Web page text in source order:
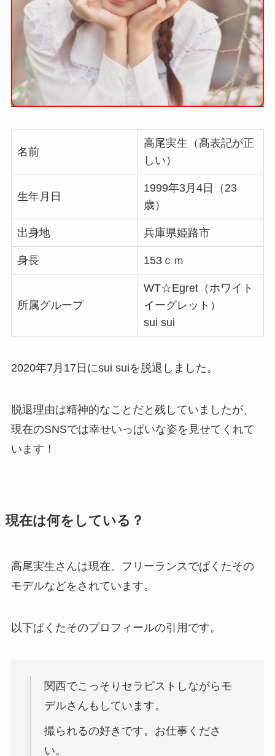
名前
高尾実生（髙表記が正
しい）
生年月日
1999年3月4日（23
歳）
出身地 兵庫県姫路市
身長 153ｃｍ
所属グループ
WT☆Egret（ホワイト
イーグレット）
sui sui
2020年7月17日にsui suiを脱退しました。
脱退理由は精神的なことだと残していましたが、
現在のSNSでは幸せいっぱいな姿を見せてくれて
います！
現在は何をしている？
高尾実生さんは現在、フリーランスでぱくたその
モデルなどをされています。
以下ぱくたそのプロフィールの引用です。
関西でこっそりセラピストしながらモ
デルさんもしています。
撮られるの好きです。お仕事くださ
い。